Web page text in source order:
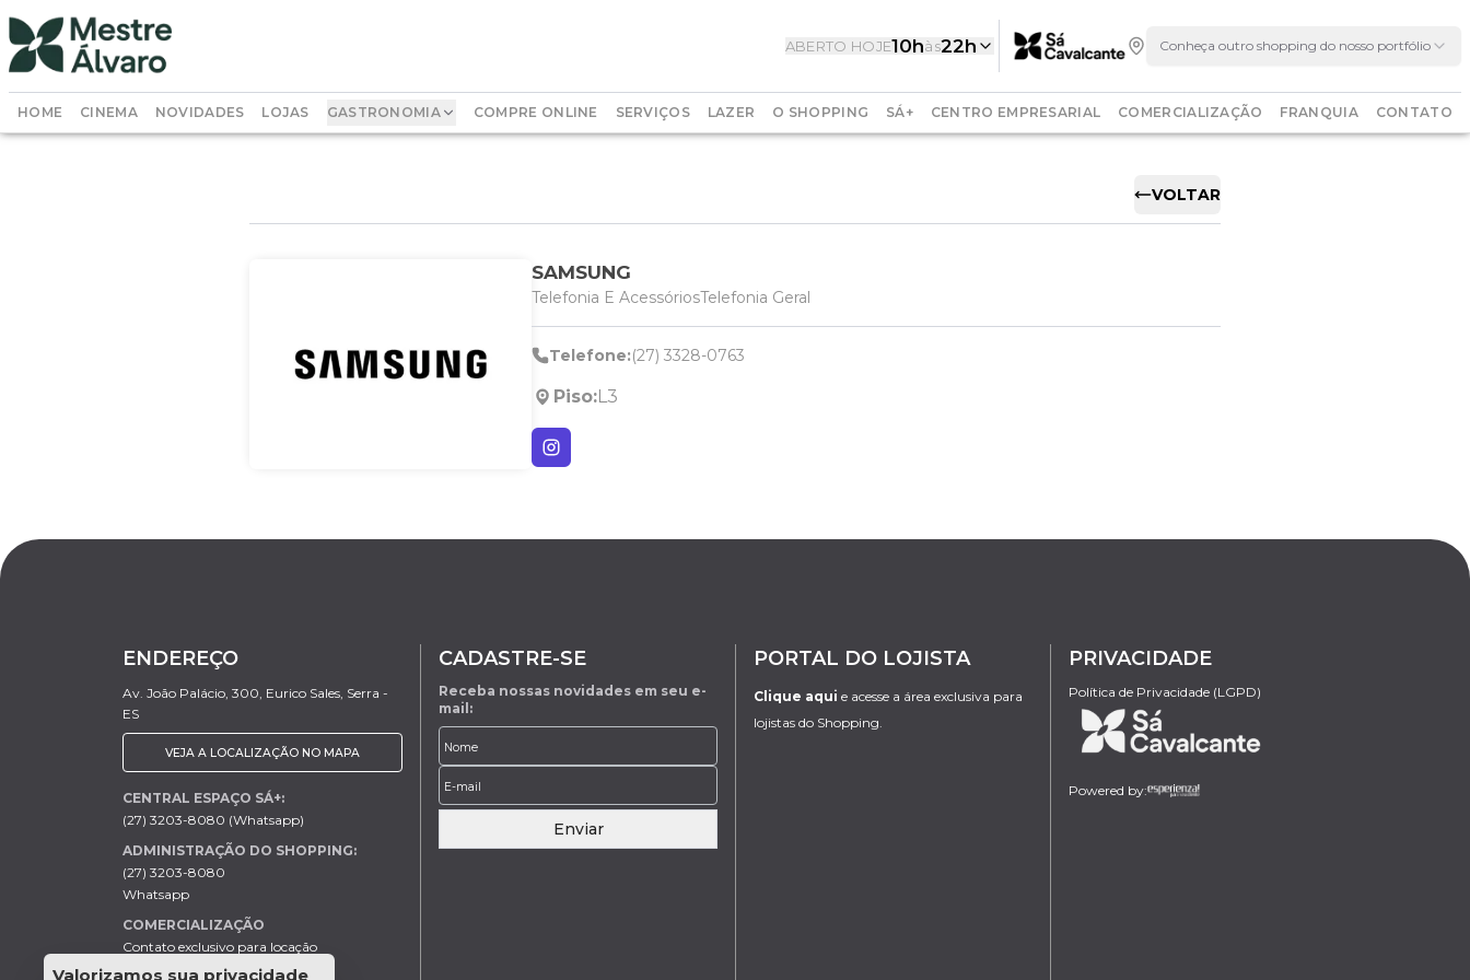
ABERTO HOJE10hàs22h Conheça outro shopping do nosso portfólio
HOME CINEMA NOVIDADES LOJAS GASTRONOMIA COMPRE ONLINE SERVIÇOS LAZER O SHOPPING SÁ+ CENTRO EMPRESARIAL COMERCIALIZAÇÃO FRANQUIA CONTATO
VOLTAR
SAMSUNG
Telefonia E AcessóriosTelefonia Geral
Telefone:(27) 3328-0763
Piso:L3
ENDEREÇO
Av. João Palácio, 300, Eurico Sales, Serra -
ES
VEJA A LOCALIZAÇÃO NO MAPA
CENTRAL ESPAÇO SÁ+:
(27) 3203-8080 (Whatsapp)
ADMINISTRAÇÃO DO SHOPPING:
(27) 3203-8080
Whatsapp
COMERCIALIZAÇÃO
Contato exclusivo para locação
Helder - (27) 99613-0046
CADASTRE-SE
Receba nossas novidades em seu e-
mail:
Enviar
PORTAL DO LOJISTA
Clique aqui e acesse a área exclusiva para
lojistas do Shopping.
PRIVACIDADE
Política de Privacidade (LGPD)
Powered by:
Valorizamos sua privacidade